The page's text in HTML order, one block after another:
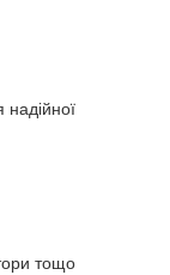
надійної
тощо